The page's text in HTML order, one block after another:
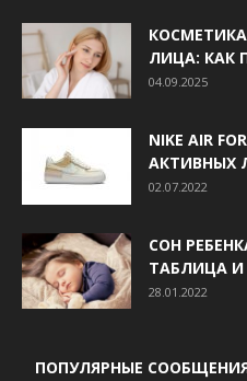
ЛИЦА: КАК
04.09.2025
NIKE AIR
АКТИВНЫХ
02.07.2022
СОН
ТАБЛИЦА
28.01.2022
ПОПУЛЯРНЫЕ